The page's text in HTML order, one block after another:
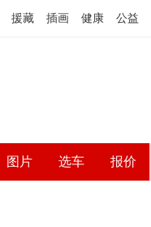
援藏 插画 健康 公益
图片 选车 报价